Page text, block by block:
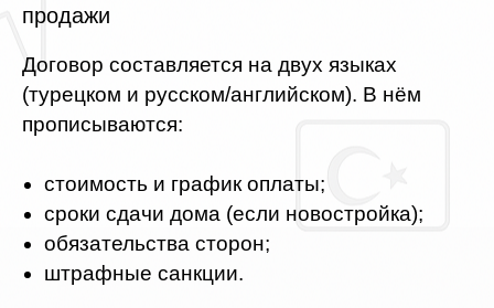
продажи
Договор составляется на двух языках
(турецком и русском/английском). В нём
прописываются:
стоимость и график оплаты;
сроки сдачи дома (если новостройка);
обязательства сторон;
штрафные санкции.